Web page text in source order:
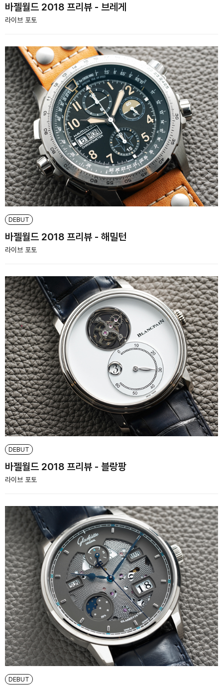
바젤월드 2018 프리뷰 - 브레게
라이브 포토
DEBUT
바젤월드 2018 프리뷰 - 해밀턴
라이브 포토
DEBUT
바젤월드 2018 프리뷰 - 블랑팡
라이브 포토
DEBUT